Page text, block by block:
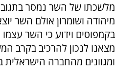
מלשכתו של השר נמסר
מיהודה ושומרון אולם השר
בקמפוסים וידוע כי השר עצמו
מצאנו לנכון להרכיב בקרב
ומגוונים מהחברה